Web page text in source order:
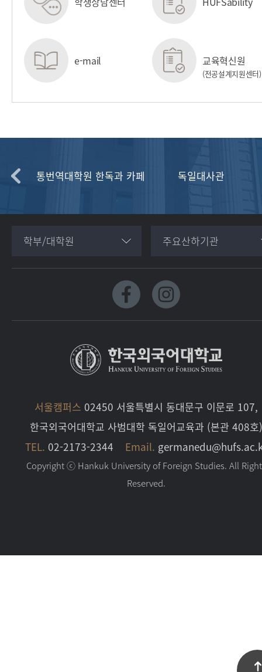
e-mail 교육혁신원
(전공설계지원센터)
과 통번역대학원 한독과 카페 독일대사관
학부/대학원 주요산하기관
서울캠퍼스 02450 서울특별시 동대문구 이문로 107,
한국외국어대학교 사범대학 독일어교육과 (본관 408호)
TEL. 02-2173-2344 Email.
Copyright ⓒ Hankuk University of Foreign Studies. All
Reserved.